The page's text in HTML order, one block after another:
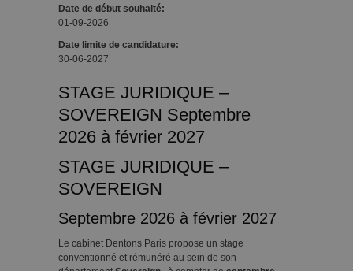
Date de début souhaité:
01-09-2026
Date limite de candidature:
30-06-2027
STAGE JURIDIQUE –
SOVEREIGN Septembre
2026 à février 2027
STAGE JURIDIQUE –
SOVEREIGN
Septembre 2026 à février 2027
Le cabinet Dentons Paris propose un stage
conventionné et rémunéré au sein de son